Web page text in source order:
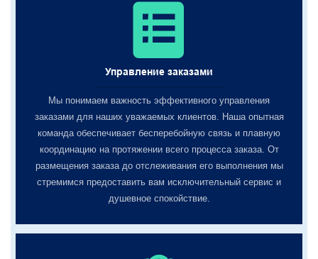
Управление заказами
Мы понимаем важность эффективного управления
заказами для наших уважаемых клиентов. Наша опытная
команда обеспечивает бесперебойную связь и плавную
координацию на протяжении всего процесса заказа. От
размещения заказа до отслеживания его выполнения мы
стремимся предоставить вам исключительный сервис и
душевное спокойствие.